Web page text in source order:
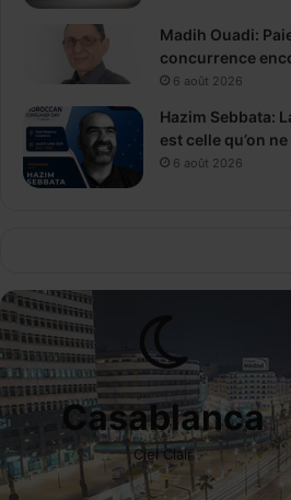
Madih Ouadi:
concurrence
6 août 2026
Hazim Sebbata:
est celle qu’on
6 août 2026
Casablanca
Ciel Clair